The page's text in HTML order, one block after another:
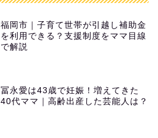
福岡市｜子育て世帯が引越し補助金
を利用できる？支援制度をママ目線
で解説
冨永愛は43歳で妊娠！増えてきた
40代ママ｜高齢出産した芸能人は？